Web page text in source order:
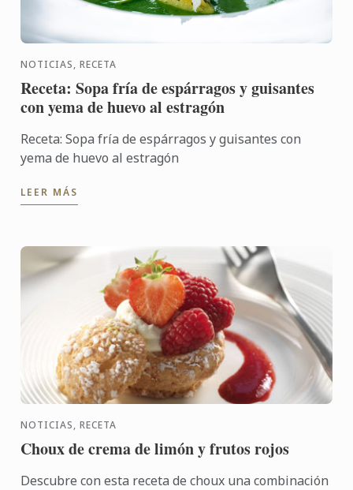
NOTICIAS, RECETA
Receta: Sopa fría de espárragos y guisantes
con yema de huevo al estragón
Receta: Sopa fría de espárragos y guisantes con
yema de huevo al estragón
LEER MÁS
NOTICIAS, RECETA
Choux de crema de limón y frutos rojos
Descubre con esta receta de choux una combinación